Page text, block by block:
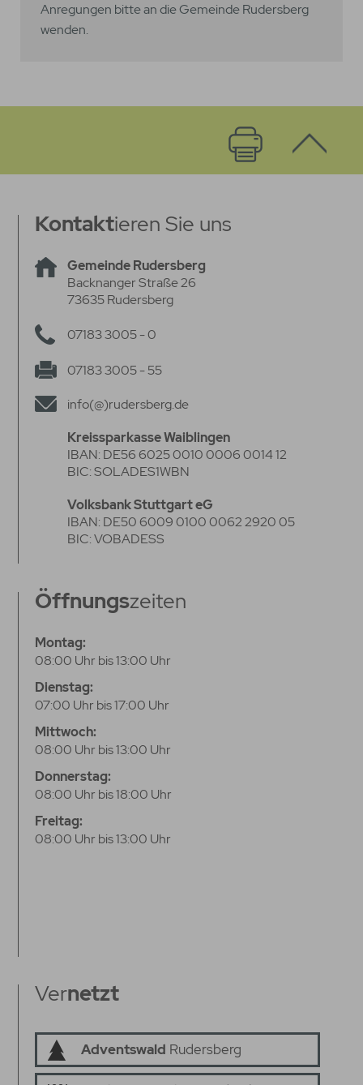
Anregungen bitte an die Gemeinde Rudersberg
wenden.
Kontaktieren Sie uns
Gemeinde Rudersberg
Backnanger Straße 26
73635 Rudersberg
07183 3005 - 0
07183 3005 - 55
info(@)rudersberg.de
Kreissparkasse Waiblingen
IBAN: DE56 6025 0010 0006 0014 12
BIC: SOLADES1WBN
Volksbank Stuttgart eG
IBAN: DE50 6009 0100 0062 2920 05
BIC: VOBADESS
Öffnungszeiten
Montag:
08:00 Uhr bis 13:00 Uhr
Dienstag:
07:00 Uhr bis 17:00 Uhr
Mittwoch:
08:00 Uhr bis 13:00 Uhr
Donnerstag:
08:00 Uhr bis 18:00 Uhr
Freitag:
08:00 Uhr bis 13:00 Uhr
Vernetzt
Adventswald Rudersberg